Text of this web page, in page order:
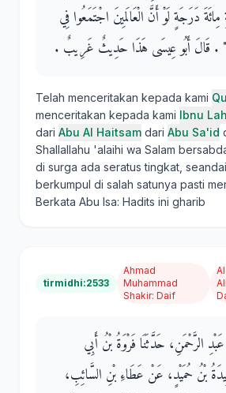
دَرَجَةٍ لَوْ أَنَّ الْعَالَمِينَ اجْتَمَعُوا فِي
‏"‏ ‏.‏ قَالَ أَبُو عِيسَى هَذَا حَدِيثٌ غَرِيبٌ ‏.‏
Telah menceritakan kepada kami
menceritakan kepada kami Ibnu
dari Abu Al Haitsam dari Abu Sa'id
Shallallahu 'alaihi wa Salam
di surga ada seratus tingkat,
berkumpul di salah satunya pasti
Berkata Abu Isa: Hadits ini gharib
tirmidhi:2533
Ahmad
Muhammad
Shakir: Daif
الرَّحْمَنِ، حَدَّثَنَا فَرْوَةُ بْنُ أَبِي
بْنُ حُمَيْدٍ، عَنْ عَطَاءِ بْنِ السَّائِبِ،